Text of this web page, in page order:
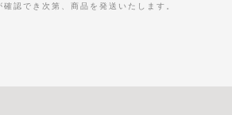
確認でき次第、商品を発送いたします。